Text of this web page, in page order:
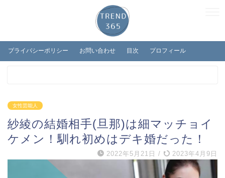
プライバシーポリシー お問い合わせ 目次 プロフィール
女性芸能人
紗綾の結婚相手(旦那)は細マッチョイ
ケメン！馴れ初めはデキ婚だった！
2022年5月21日 / 2023年4月9日